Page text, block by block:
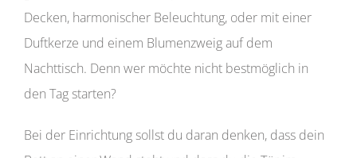
Decken, harmonischer Beleuchtung, oder mit einer
Duftkerze und einem Blumenzweig auf dem
Nachttisch. Denn wer möchte nicht bestmöglich in
den Tag starten?
Bei der Einrichtung sollst du daran denken, dass dein